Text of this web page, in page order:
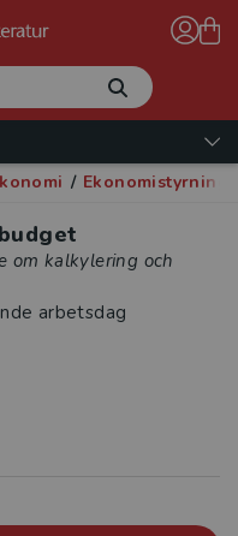
/ Ekonomistyrning
om kalkylering och
arbetsdag